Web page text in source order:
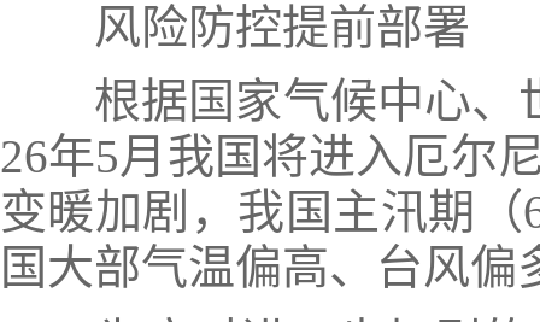
风险防控提前部署
根据国家气候中心、
26年5月我国将进入厄尔
变暖加剧，我国主汛期
国大部气温偏高、台风